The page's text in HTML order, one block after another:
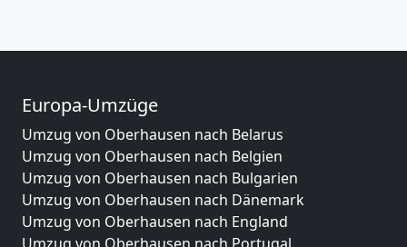
Europa-Umzüge
Umzug von Oberhausen nach Belarus
Umzug von Oberhausen nach Belgien
Umzug von Oberhausen nach Bulgarien
Umzug von Oberhausen nach Dänemark
Umzug von Oberhausen nach England
Umzug von Oberhausen nach Portugal